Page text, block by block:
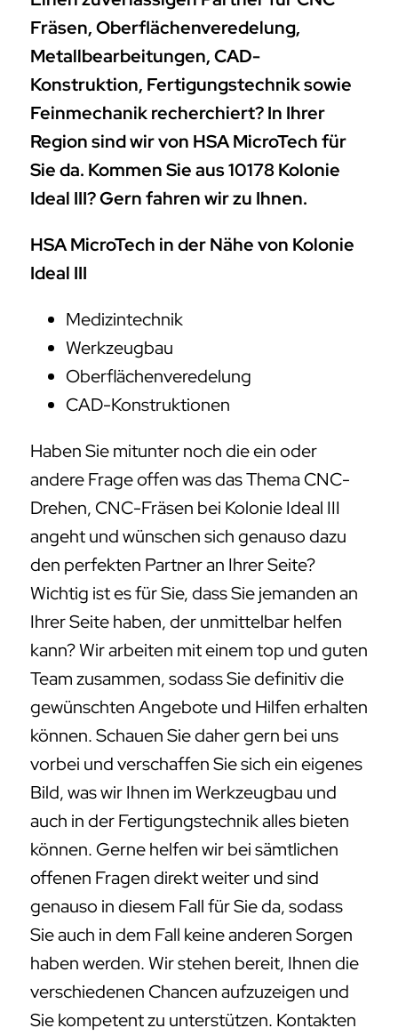
Fräsen, Oberflächenveredelung,
Metallbearbeitungen, CAD-
Konstruktion, Fertigungstechnik sowie
Feinmechanik recherchiert? In Ihrer
Region sind wir von HSA MicroTech für
Sie da. Kommen Sie aus 10178 Kolonie
Ideal III? Gern fahren wir zu Ihnen.
HSA MicroTech in der Nähe von Kolonie
Ideal III
Medizintechnik
Werkzeugbau
Oberflächenveredelung
CAD-Konstruktionen
Haben Sie mitunter noch die ein oder
andere Frage offen was das Thema CNC-
Drehen, CNC-Fräsen bei Kolonie Ideal III
angeht und wünschen sich genauso dazu
den perfekten Partner an Ihrer Seite?
Wichtig ist es für Sie, dass Sie jemanden an
Ihrer Seite haben, der unmittelbar helfen
kann? Wir arbeiten mit einem top und guten
Team zusammen, sodass Sie definitiv die
gewünschten Angebote und Hilfen erhalten
können. Schauen Sie daher gern bei uns
vorbei und verschaffen Sie sich ein eigenes
Bild, was wir Ihnen im Werkzeugbau und
auch in der Fertigungstechnik alles bieten
können. Gerne helfen wir bei sämtlichen
offenen Fragen direkt weiter und sind
genauso in diesem Fall für Sie da, sodass
Sie auch in dem Fall keine anderen Sorgen
haben werden. Wir stehen bereit, Ihnen die
verschiedenen Chancen aufzuzeigen und
Sie kompetent zu unterstützen. Kontakten